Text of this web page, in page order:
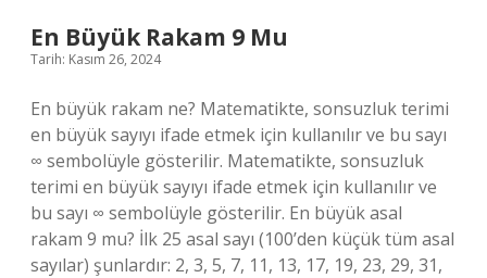
En Büyük Rakam 9 Mu
Tarih: Kasım 26, 2024
En büyük rakam ne? Matematikte, sonsuzluk terimi
en büyük sayıyı ifade etmek için kullanılır ve bu sayı
∞ sembolüyle gösterilir. Matematikte, sonsuzluk
terimi en büyük sayıyı ifade etmek için kullanılır ve
bu sayı ∞ sembolüyle gösterilir. En büyük asal
rakam 9 mu? İlk 25 asal sayı (100’den küçük tüm asal
sayılar) şunlardır: 2, 3, 5, 7, 11, 13, 17, 19, 23, 29, 31,